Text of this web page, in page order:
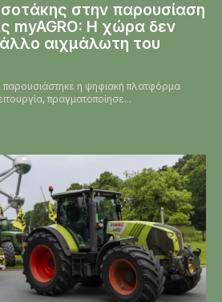
στην παρουσίαση
myAGRO: Η χώρα δεν
άλλο αιχμάλωτη του
παρουσιάστηκε η ψηφιακή πλατφόρμα
πραγματοποίησε...